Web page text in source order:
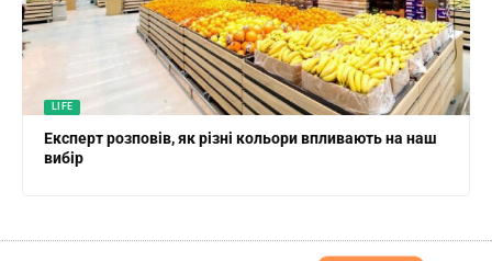
LIFE
Експерт розповів, як різні кольори впливають на наш
вибір